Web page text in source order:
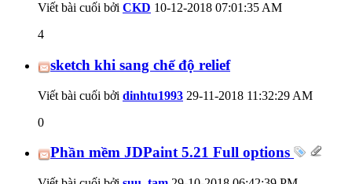
Viết bài cuối bởi CKD 10-12-2018 07:01:35 AM
4
sketch khi sang chế độ relief
Viết bài cuối bởi dinhtu1993 29-11-2018 11:32:29 AM
0
Phần mềm JDPaint 5.21 Full options